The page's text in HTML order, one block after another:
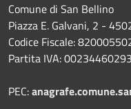
Comune di San Bellino
Piazza E. Galvani, 2 -
Codice Fiscale:
Partita IVA: 00234460293
PEC: